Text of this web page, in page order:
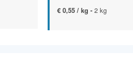
€ 0,55 / kg - 2 kg